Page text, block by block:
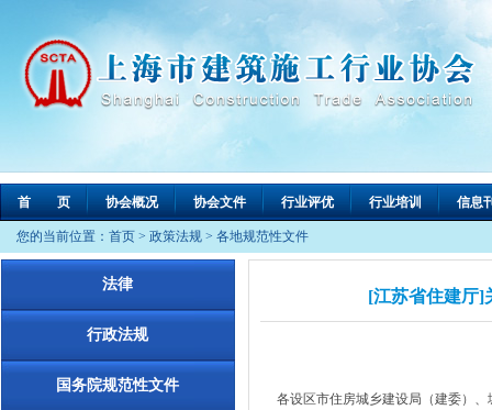
首 页 协会概况 协会文件 行业评优 行业培训 信息
您的当前位置： 首页 > 政策法规 > 各地规范性文件
法律
行政法规
国务院规范性文件
[江苏省住建厅]
各设区市住房城乡建设局（建委）